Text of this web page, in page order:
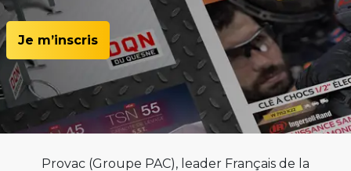
Je m’inscris
Provac (Groupe PAC), leader Français de la